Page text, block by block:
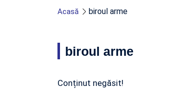
Acasă biroul arme
biroul arme
Conținut negăsit!